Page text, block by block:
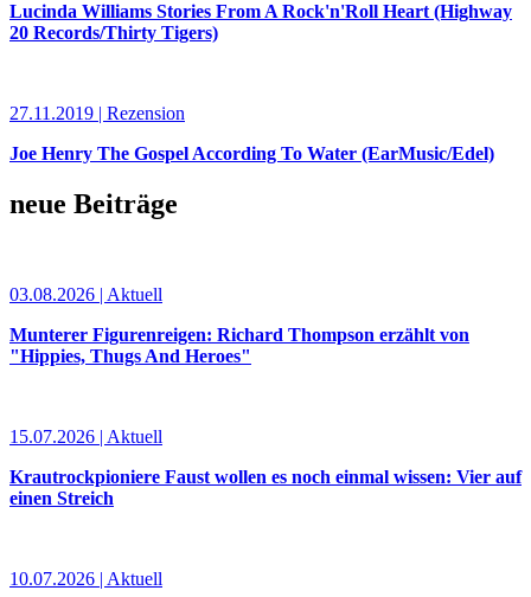
Lucinda Williams Stories From A Rock'n'Roll Heart (Highway
20 Records/Thirty Tigers)
27.11.2019 | Rezension
Joe Henry The Gospel According To Water (EarMusic/Edel)
neue Beiträge
03.08.2026 | Aktuell
Munterer Figurenreigen: Richard Thompson erzählt von
"Hippies, Thugs And Heroes"
15.07.2026 | Aktuell
Krautrockpioniere Faust wollen es noch einmal wissen: Vier auf
einen Streich
10.07.2026 | Aktuell